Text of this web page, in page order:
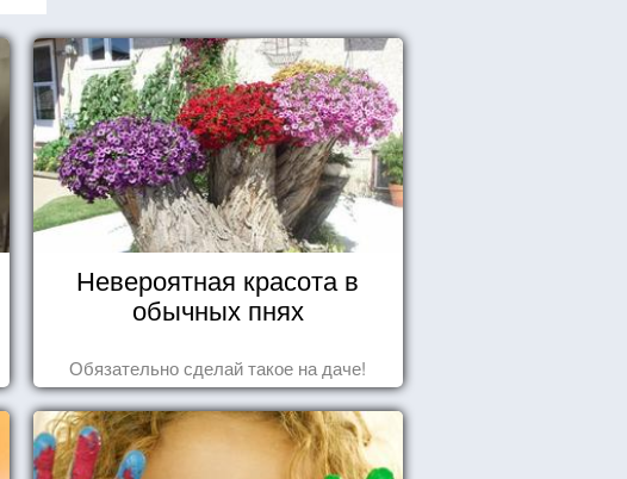
Невероятная красота в
обычных пнях
Обязательно сделай такое на даче!